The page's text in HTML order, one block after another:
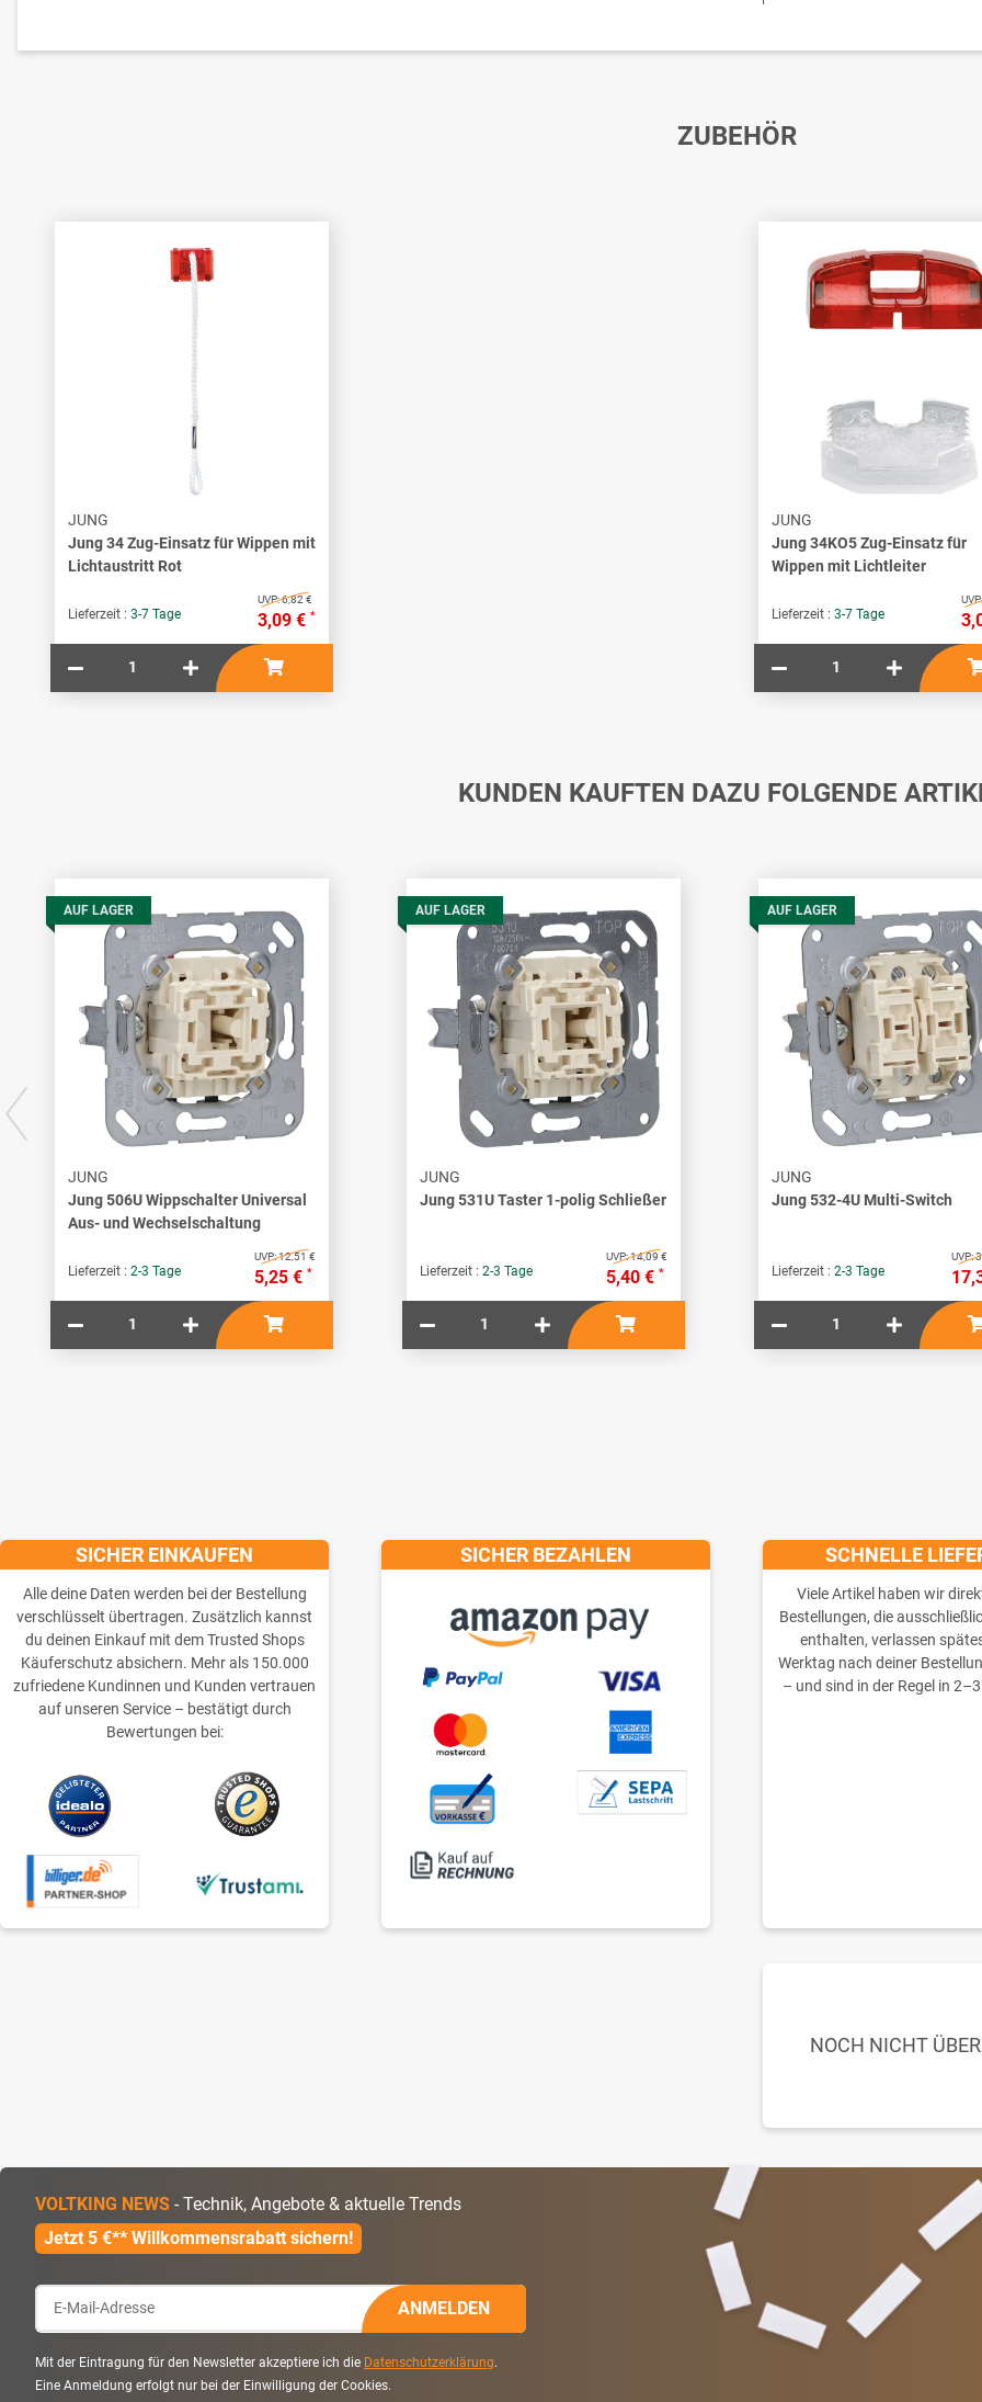
ZUBEHÖR
JUNG
Jung 34 Zug-Einsatz für Wippen mit
Lichtaustritt Rot
Lieferzeit : 3-7 Tage
UVP:6,82 €
3,09 € *
JUNG
Jung 34KO5 Zug-Einsatz für
Wippen mit Lichtleiter
Lieferzeit : 3-7 Tage
UVP:
KUNDEN KAUFTEN DAZU FOLGENDE
AUF LAGER
JUNG
Jung 506U Wippschalter Universal
Aus- und Wechselschaltung
Lieferzeit : 2-3 Tage
UVP:12,51 €
5,25 € *
AUF LAGER
JUNG
Jung 531U Taster 1-polig Schließer
Lieferzeit : 2-3 Tage
UVP:14,09 €
5,40 € *
AUF LAGER
JUNG
Jung 532-4U Multi-Switch
Lieferzeit : 2-3 Tage
UVP:
VOLTKING NEWS - Technik, Angebote & aktuelle Trends
Jetzt 5 €** Willkommensrabatt sichern!
ANMELDEN
Mit der Eintragung für den Newsletter akzeptiere ich die Datenschutzerklärung.
Eine Anmeldung erfolgt nur bei der Einwilligung der Cookies.
SICHER EINKAUFEN
Alle deine Daten werden bei der Bestellung
verschlüsselt übertragen. Zusätzlich kannst
du deinen Einkauf mit dem Trusted Shops
Käuferschutz absichern. Mehr als 150.000
zufriedene Kundinnen und Kunden vertrauen
auf unseren Service – bestätigt durch
Bewertungen bei:
SICHER BEZAHLEN SCHNELLE
Viele Artikel haben wir
Bestellungen, die
enthalten, verlassen
Werktag nach deiner
– und sind in der Regel in
NOCH NICHT